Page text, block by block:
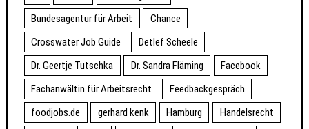
Bundesagentur für Arbeit
Chance
Crosswater Job Guide
Detlef Scheele
Dr. Geertje Tutschka
Dr. Sandra Fläming
Facebook
Fachanwältin für Arbeitsrecht
Feedbackgespräch
foodjobs.de
gerhard kenk Hamburg Handelsrecht